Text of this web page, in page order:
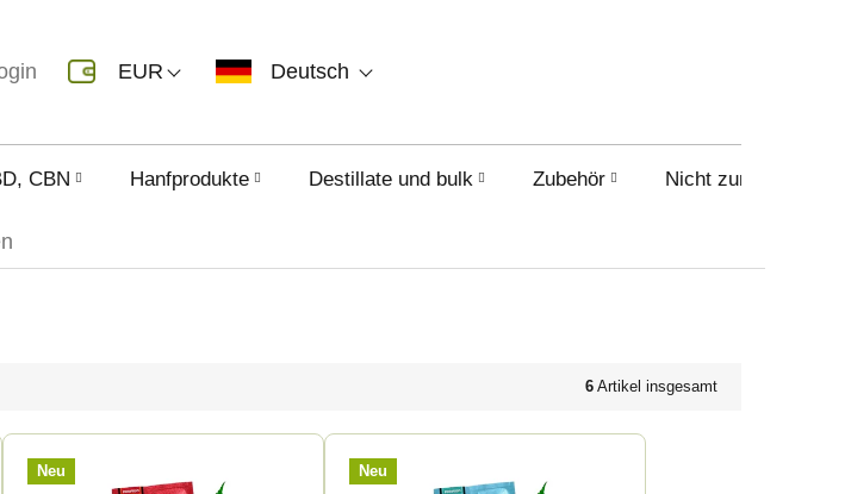
EUR Deutsch
CBN Hanfprodukte Destillate und bulk Zubehör Nicht zum Verkauf
6 Artikel insgesamt
Neu Neu